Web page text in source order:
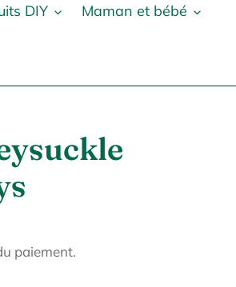
DIY
Maman et bébé
paiement.